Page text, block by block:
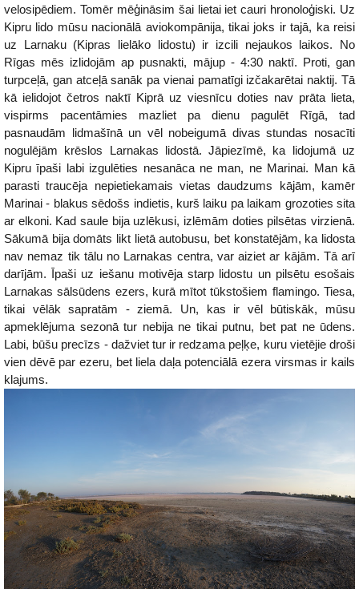
velosipēdiem. Tomēr mēģināsim šai lietai iet cauri hronoloģiski. Uz
Kipru lido mūsu nacionālā aviokompānija, tikai joks ir tajā, ka reisi
uz Larnaku (Kipras lielāko lidostu) ir izcili nejaukos laikos. No
Rīgas mēs izlidojām ap pusnakti, mājup - 4:30 naktī. Proti, gan
turpceļā, gan atceļā sanāk pa vienai pamatīgi izčakarētai naktij. Tā
kā ielidojot četros naktī Kiprā uz viesnīcu doties nav prāta lieta,
vispirms pacentāmies mazliet pa dienu pagulēt Rīgā, tad
pasnaudām lidmašīnā un vēl nobeigumā divas stundas nosacīti
nogulējām krēslos Larnakas lidostā. Jāpiezīmē, ka lidojumā uz
Kipru īpaši labi izgulēties nesanāca ne man, ne Marinai. Man kā
parasti traucēja nepietiekamais vietas daudzums kājām, kamēr
Marinai - blakus sēdošs indietis, kurš laiku pa laikam grozoties sita
ar elkoni. Kad saule bija uzlēkusi, izlēmām doties pilsētas virzienā.
Sākumā bija domāts likt lietā autobusu, bet konstatējām, ka lidosta
nav nemaz tik tālu no Larnakas centra, var aiziet ar kājām. Tā arī
darījām. Īpaši uz iešanu motivēja starp lidostu un pilsētu esošais
Larnakas sālsūdens ezers, kurā mītot tūkstošiem flamingo. Tiesa,
tikai vēlāk sapratām - ziemā. Un, kas ir vēl būtiskāk, mūsu
apmeklējuma sezonā tur nebija ne tikai putnu, bet pat ne ūdens.
Labi, būšu precīzs - dažviet tur ir redzama peļķe, kuru vietējie droši
vien dēvē par ezeru, bet liela daļa potenciālā ezera virsmas ir kails
klajums.